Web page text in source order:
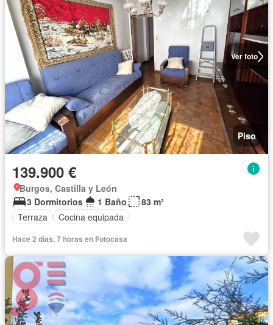
Ver foto
Piso
139.900 €
Burgos, Castilla y León
3 Dormitorios
1 Baño
83 m²
Terraza
Cocina equipada
Hace 2 días, 7 horas en Fotocasa